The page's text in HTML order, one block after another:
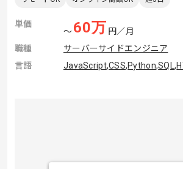
単価
〜60万 円／月
職種
サーバーサイドエンジニア
言語
JavaScript,CSS,Python,SQL,